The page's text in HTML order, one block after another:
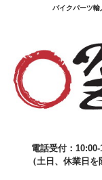
バイクパーツ輸
電話受付：10:00-
（土日、休業日を